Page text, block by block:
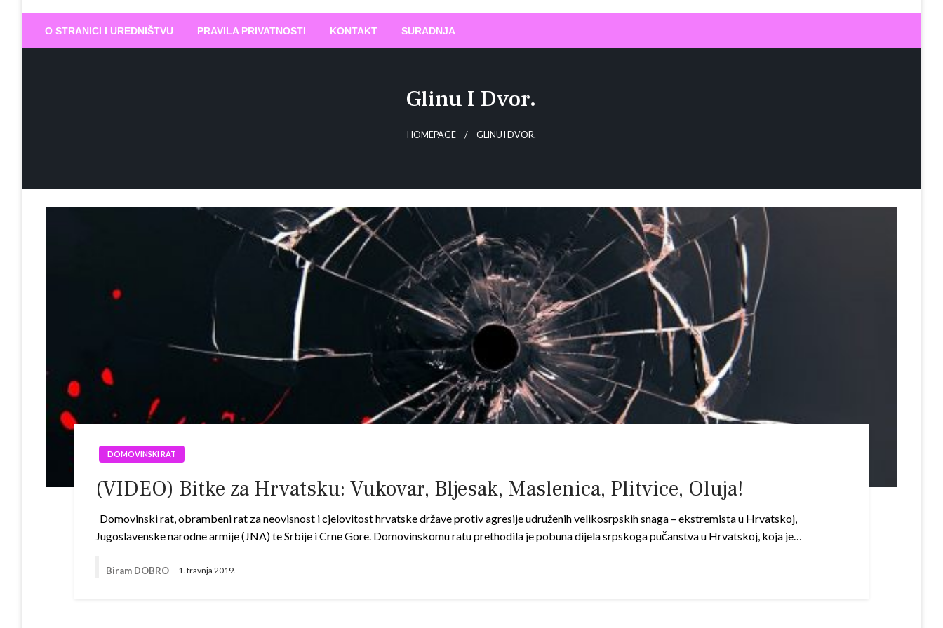
Biram DOBRO
O STRANICI I UREDNIŠTVU PRAVILA PRIVATNOSTI KONTAKT SURADNJA
Glinu I Dvor.
HOMEPAGE GLINU I DVOR.
DOMOVINSKI RAT
(VIDEO) Bitke za Hrvatsku: Vukovar, Bljesak, Maslenica, Plitvice, Oluja!
Domovinski rat, obrambeni rat za neovisnost i cjelovitost hrvatske države protiv agresije udruženih velikosrpskih snaga – ekstremista u Hrvatskoj,
Jugoslavenske narodne armije (JNA) te Srbije i Crne Gore. Domovinskomu ratu prethodila je pobuna dijela srpskoga pučanstva u Hrvatskoj, koja je…
Biram DOBRO 1. travnja 2019.